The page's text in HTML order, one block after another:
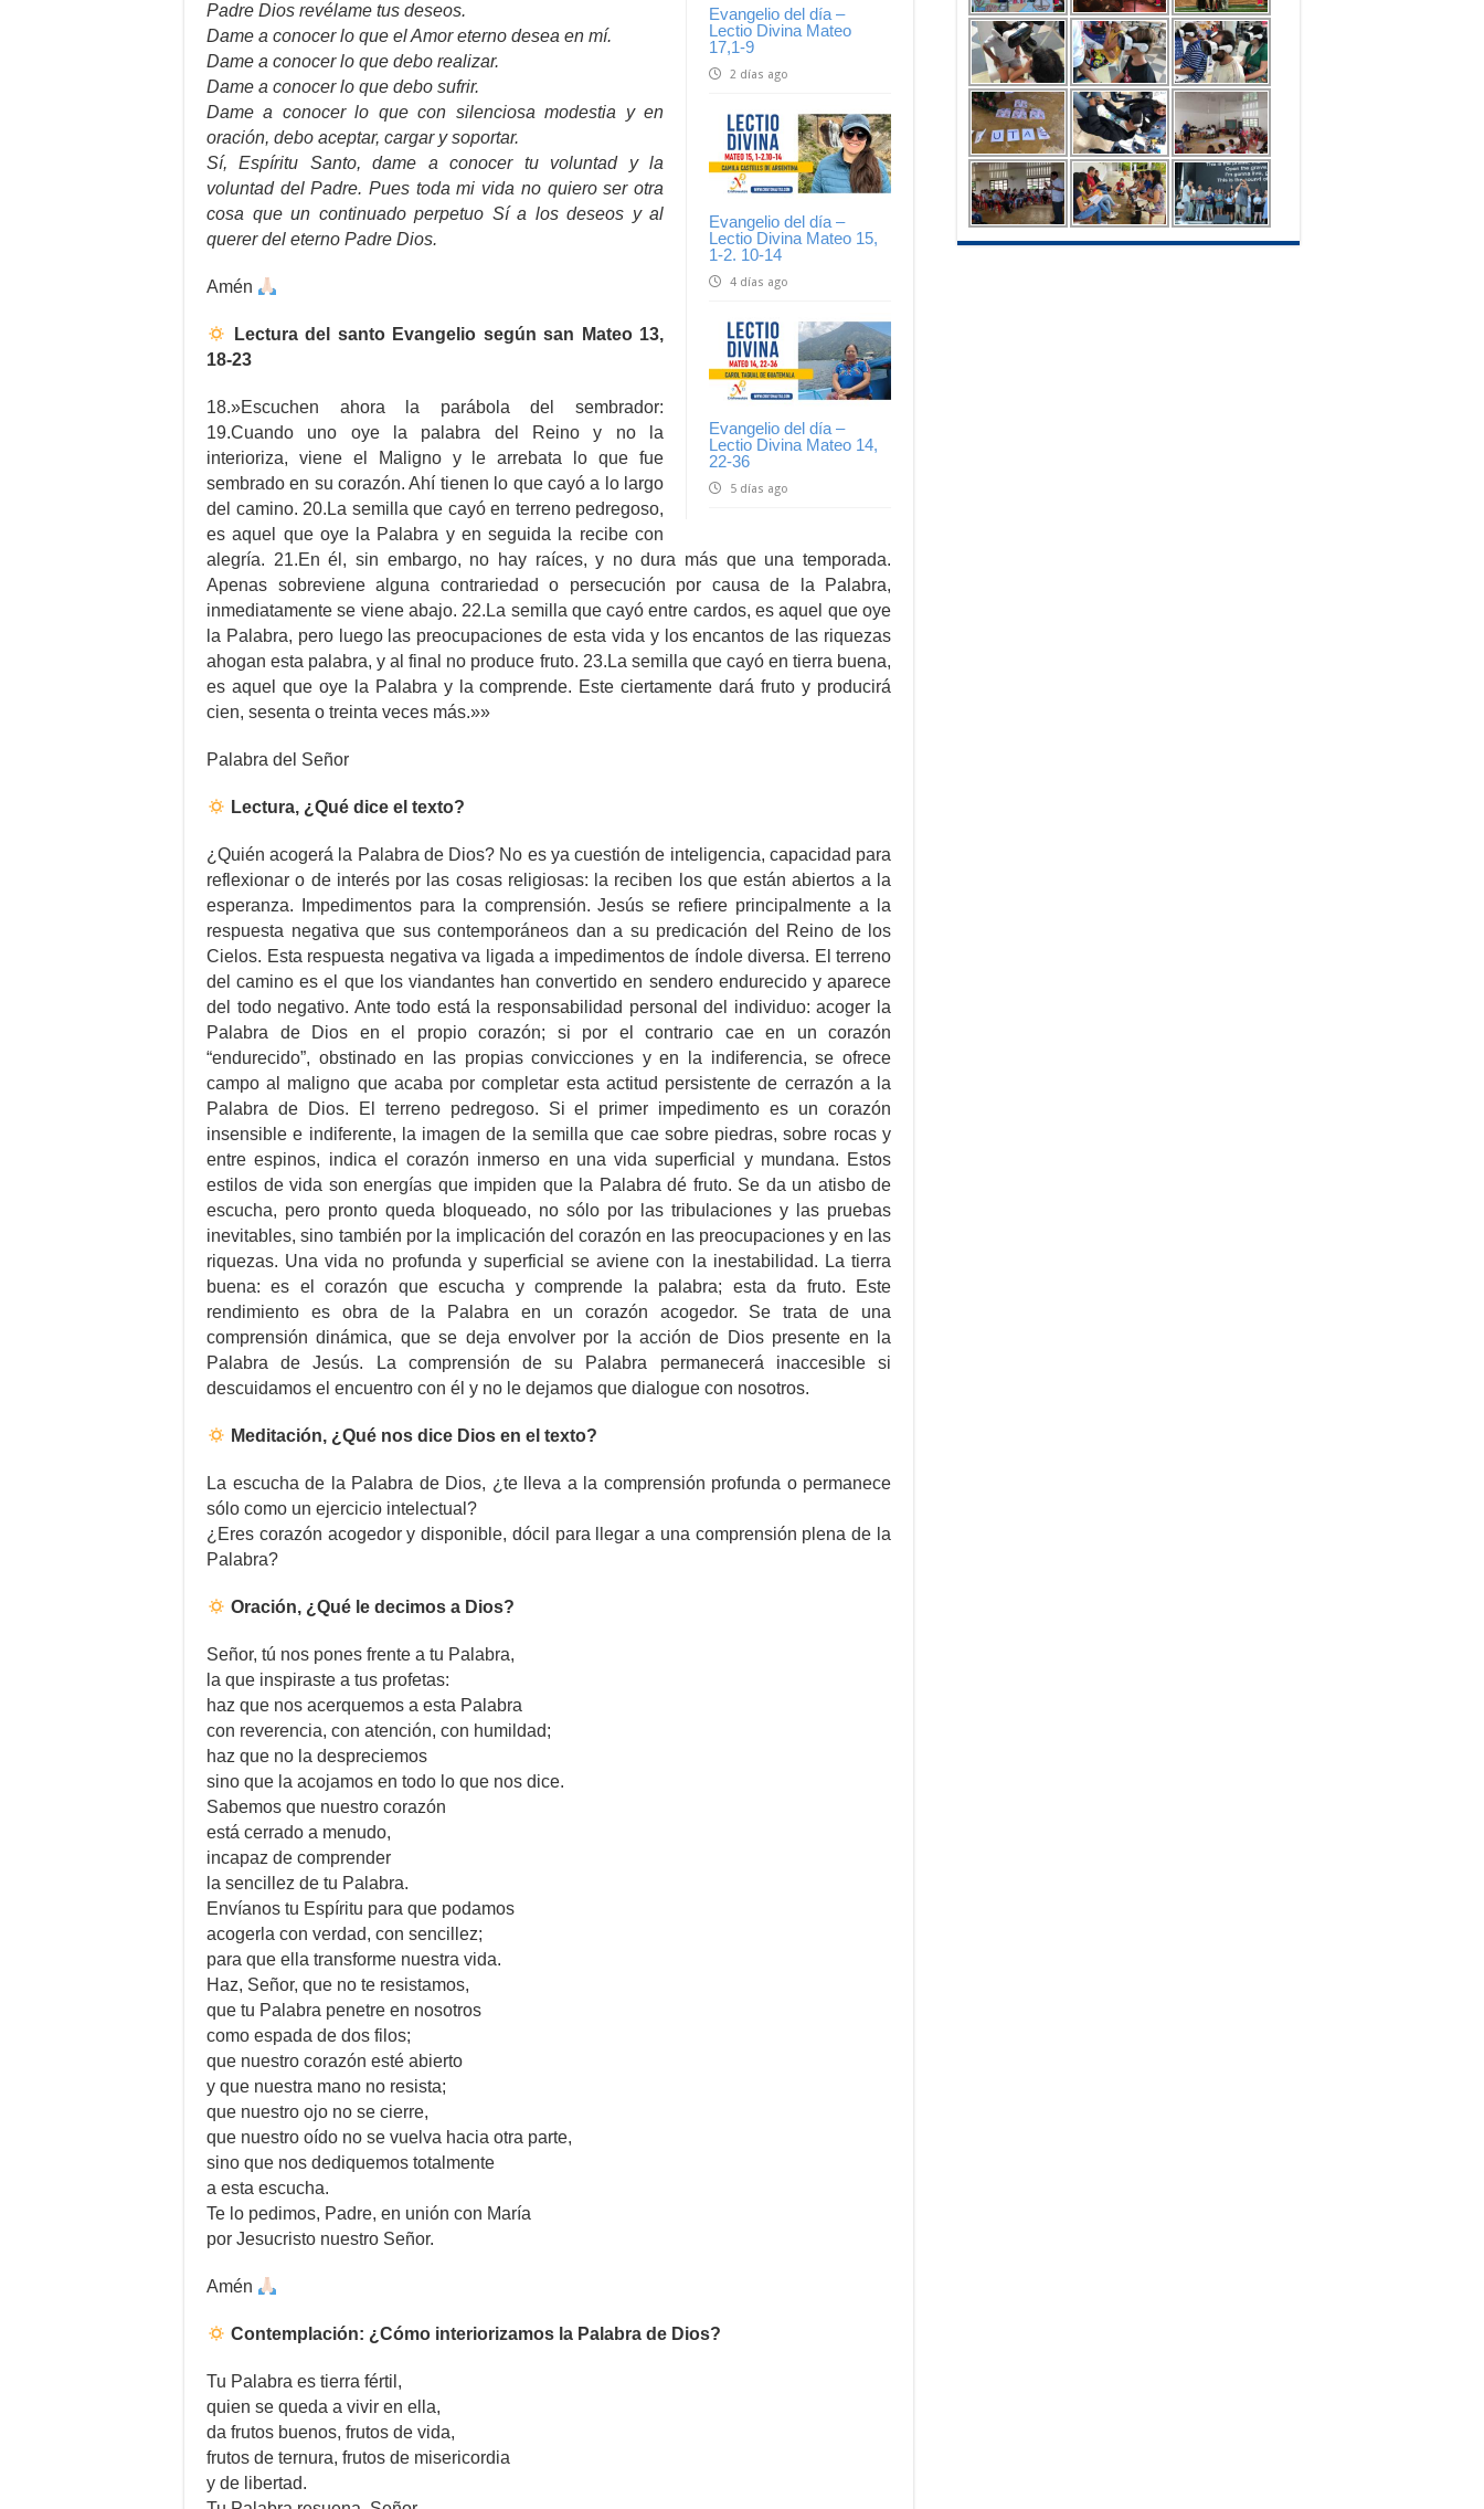
Evangelio del día –
Lectio Divina Mateo
17,1-9
2 días ago
Evangelio del día –
Lectio Divina Mateo 15,
1-2. 10-14
4 días ago
Evangelio del día –
Lectio Divina Mateo 14,
22-36
5 días ago
Padre Dios revélame tus deseos.
Dame a conocer lo que el Amor eterno desea en mí.
Dame a conocer lo que debo realizar.
Dame a conocer lo que debo sufrir.
Dame a conocer lo que con silenciosa modestia y en
oración, debo aceptar, cargar y soportar.
Sí, Espíritu Santo, dame a conocer tu voluntad y la
voluntad del Padre. Pues toda mi vida no quiero ser otra
cosa que un continuado perpetuo Sí a los deseos y al
querer del eterno Padre Dios.
Amén
Lectura del santo Evangelio según san Mateo 13,
18-23
18.»Escuchen ahora la parábola del sembrador:
19.Cuando uno oye la palabra del Reino y no la
interioriza, viene el Maligno y le arrebata lo que fue
sembrado en su corazón. Ahí tienen lo que cayó a lo largo
del camino. 20.La semilla que cayó en terreno pedregoso,
es aquel que oye la Palabra y en seguida la recibe con
alegría. 21.En él, sin embargo, no hay raíces, y no dura más que una temporada.
Apenas sobreviene alguna contrariedad o persecución por causa de la Palabra,
inmediatamente se viene abajo. 22.La semilla que cayó entre cardos, es aquel que oye
la Palabra, pero luego las preocupaciones de esta vida y los encantos de las riquezas
ahogan esta palabra, y al final no produce fruto. 23.La semilla que cayó en tierra buena,
es aquel que oye la Palabra y la comprende. Este ciertamente dará fruto y producirá
cien, sesenta o treinta veces más.»»
Palabra del Señor
Lectura, ¿Qué dice el texto?
¿Quién acogerá la Palabra de Dios? No es ya cuestión de inteligencia, capacidad para
reflexionar o de interés por las cosas religiosas: la reciben los que están abiertos a la
esperanza. Impedimentos para la comprensión. Jesús se refiere principalmente a la
respuesta negativa que sus contemporáneos dan a su predicación del Reino de los
Cielos. Esta respuesta negativa va ligada a impedimentos de índole diversa. El terreno
del camino es el que los viandantes han convertido en sendero endurecido y aparece
del todo negativo. Ante todo está la responsabilidad personal del individuo: acoger la
Palabra de Dios en el propio corazón; si por el contrario cae en un corazón
“endurecido”, obstinado en las propias convicciones y en la indiferencia, se ofrece
campo al maligno que acaba por completar esta actitud persistente de cerrazón a la
Palabra de Dios. El terreno pedregoso. Si el primer impedimento es un corazón
insensible e indiferente, la imagen de la semilla que cae sobre piedras, sobre rocas y
entre espinos, indica el corazón inmerso en una vida superficial y mundana. Estos
estilos de vida son energías que impiden que la Palabra dé fruto. Se da un atisbo de
escucha, pero pronto queda bloqueado, no sólo por las tribulaciones y las pruebas
inevitables, sino también por la implicación del corazón en las preocupaciones y en las
riquezas. Una vida no profunda y superficial se aviene con la inestabilidad. La tierra
buena: es el corazón que escucha y comprende la palabra; esta da fruto. Este
rendimiento es obra de la Palabra en un corazón acogedor. Se trata de una
comprensión dinámica, que se deja envolver por la acción de Dios presente en la
Palabra de Jesús. La comprensión de su Palabra permanecerá inaccesible si
descuidamos el encuentro con él y no le dejamos que dialogue con nosotros.
Meditación, ¿Qué nos dice Dios en el texto?
La escucha de la Palabra de Dios, ¿te lleva a la comprensión profunda o permanece
sólo como un ejercicio intelectual?
¿Eres corazón acogedor y disponible, dócil para llegar a una comprensión plena de la
Palabra?
Oración, ¿Qué le decimos a Dios?
Señor, tú nos pones frente a tu Palabra,
la que inspiraste a tus profetas:
haz que nos acerquemos a esta Palabra
con reverencia, con atención, con humildad;
haz que no la despreciemos
sino que la acojamos en todo lo que nos dice.
Sabemos que nuestro corazón
está cerrado a menudo,
incapaz de comprender
la sencillez de tu Palabra.
Envíanos tu Espíritu para que podamos
acogerla con verdad, con sencillez;
para que ella transforme nuestra vida.
Haz, Señor, que no te resistamos,
que tu Palabra penetre en nosotros
como espada de dos filos;
que nuestro corazón esté abierto
y que nuestra mano no resista;
que nuestro ojo no se cierre,
que nuestro oído no se vuelva hacia otra parte,
sino que nos dediquemos totalmente
a esta escucha.
Te lo pedimos, Padre, en unión con María
por Jesucristo nuestro Señor.
Amén
Contemplación: ¿Cómo interiorizamos la Palabra de Dios?
Tu Palabra es tierra fértil,
quien se queda a vivir en ella,
da frutos buenos, frutos de vida,
frutos de ternura, frutos de misericordia
y de libertad.